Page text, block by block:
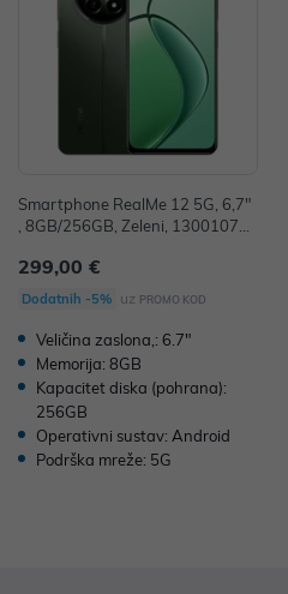
Smartphone RealMe 12 5G, 6,7"
, 8GB/256GB, Zeleni, 130010734
299,00 €
Dodatnih -5% uz PROMO KOD
Veličina zaslona,: 6.7"
Memorija: 8GB
Kapacitet diska (pohrana):
256GB
Operativni sustav: Android
Podrška mreže: 5G